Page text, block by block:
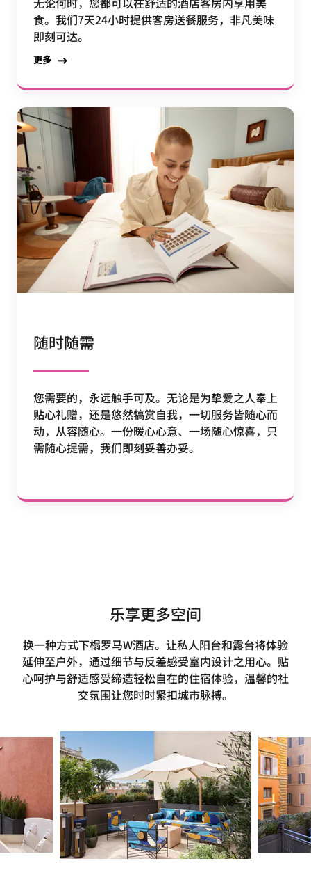
食。我们7天24小时提供客房送餐服务，非凡美味
即刻可达。
更多
随时随需
您需要的，永远触手可及。无论是为挚爱之人奉上
贴心礼赠，还是悠然犒赏自我，一切服务皆随心而
动，从容随心。一份暖心心意、一场随心惊喜，只
需随心提需，我们即刻妥善办妥。
乐享更多空间
换一种方式下榻罗马W酒店。让私人阳台和露台将体验
延伸至户外，通过细节与反差感受室内设计之用心。贴
心呵护与舒适感受缔造轻松自在的住宿体验，温馨的社
交氛围让您时时紧扣城市脉搏。